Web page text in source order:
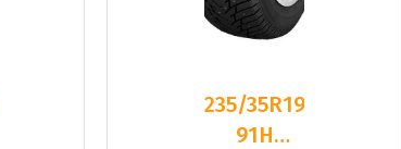
235/35R19
91H